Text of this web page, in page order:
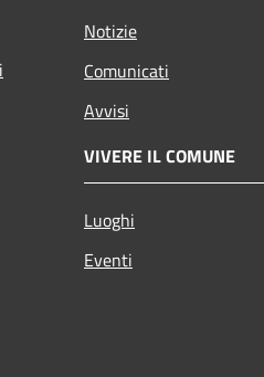
Notizie
Comunicati
Avvisi
VIVERE IL COMUNE
Luoghi
Eventi